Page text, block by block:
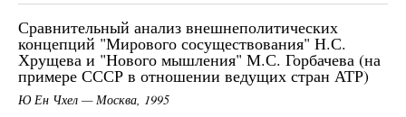
Сравнительный анализ внешнеполитических
концепций "Мирового сосуществования" Н.С.
Хрущева и "Нового мышления" М.С. Горбачева (на
примере СССР в отношении ведущих стран АТР)
Ю Ен Чхел — Москва, 1995